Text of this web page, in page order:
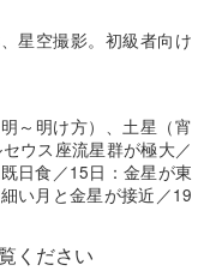
星空撮影。初級者向け
～明け方）、土星（宵
ウス座流星群が極大／
日食／15日：金星が東
い月と金星が接近／19
ください